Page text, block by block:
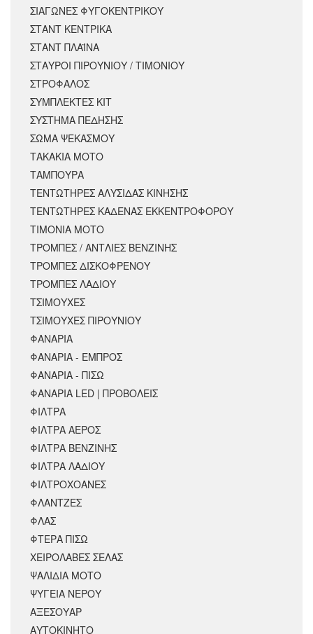
ΣΙΑΓΩΝΕΣ ΦΥΓΟΚΕΝΤΡΙΚΟΥ
ΣΤΑΝΤ ΚΕΝΤΡΙΚΑ
ΣΤΑΝΤ ΠΛΑΪΝΑ
ΣΤΑΥΡΟΙ ΠΙΡΟΥΝΙΟΥ / ΤΙΜΟΝΙΟΥ
ΣΤΡΟΦΑΛΟΣ
ΣΥΜΠΛΕΚΤΕΣ ΚΙΤ
ΣΥΣΤΗΜΑ ΠΕΔΗΣΗΣ
ΣΩΜΑ ΨΕΚΑΣΜΟΥ
ΤΑΚΑΚΙΑ ΜΟΤΟ
ΤΑΜΠΟΥΡΑ
ΤΕΝΤΩΤΗΡΕΣ ΑΛΥΣΙΔΑΣ ΚΙΝΗΣΗΣ
ΤΕΝΤΩΤΗΡΕΣ ΚΑΔΕΝΑΣ ΕΚΚΕΝΤΡΟΦΟΡΟΥ
ΤΙΜΟΝΙΑ ΜΟΤΟ
ΤΡΟΜΠΕΣ / ΑΝΤΛΙΕΣ ΒΕΝΖΙΝΗΣ
ΤΡΟΜΠΕΣ ΔΙΣΚΟΦΡΕΝΟΥ
ΤΡΟΜΠΕΣ ΛΑΔΙΟΥ
ΤΣΙΜΟΥΧΕΣ
ΤΣΙΜΟΥΧΕΣ ΠΙΡΟΥΝΙΟΥ
ΦΑΝΑΡΙΑ
ΦΑΝΑΡΙΑ - ΕΜΠΡΟΣ
ΦΑΝΑΡΙΑ - ΠΙΣΩ
ΦΑΝΑΡΙΑ LED | ΠΡΟΒΟΛΕΙΣ
ΦΙΛΤΡΑ
ΦΙΛΤΡΑ ΑΕΡΟΣ
ΦΙΛΤΡΑ ΒΕΝΖΙΝΗΣ
ΦΙΛΤΡΑ ΛΑΔΙΟΥ
ΦΙΛΤΡΟΧΟΑΝΕΣ
ΦΛΑΝΤΖΕΣ
ΦΛΑΣ
ΦΤΕΡΑ ΠΙΣΩ
ΧΕΙΡΟΛΑΒΕΣ ΣΕΛΑΣ
ΨΑΛΙΔΙΑ ΜΟΤΟ
ΨΥΓΕΙΑ ΝΕΡΟΥ
ΑΞΕΣΟΥΆΡ
ΑΥΤΟΚΙΝΗΤΟ